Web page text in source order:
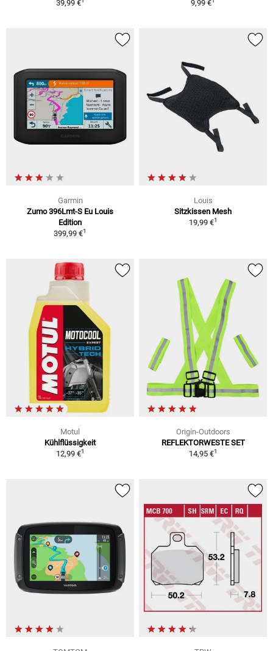
39,99 € 9,99 €
Garmin
Zumo 396Lmt-S Eu Louis
Edition
399,99 €1
Louis
Sitzkissen Mesh
19,99 €1
Motul
Kühlflüssigkeit
12,99 €1
Origin-Outdoors
REFLEKTORWESTE SET
14,95 €1